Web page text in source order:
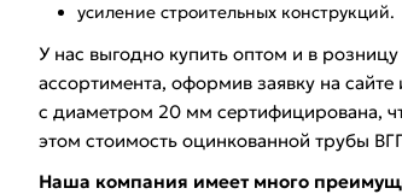
усиление строительных конструкций.
У нас выгодно купить оптом и в
ассортимента, оформив заявку на
с диаметром 20 мм сертифицирована,
этом стоимость оцинкованной трубы
Наша компания имеет много